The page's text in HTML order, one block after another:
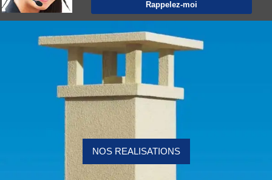
NOS REALISATIONS